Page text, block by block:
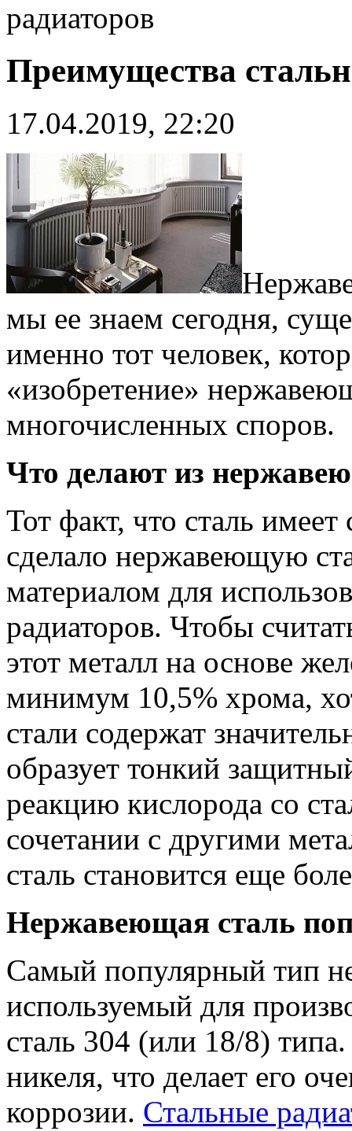
радиаторов
Преимущества
17.04.2019, 22:20
мы ее знаем сегодня,
именно тот человек,
«изобретение»
многочисленных споров.
Что делают из
Тот факт, что сталь
сделало нержавеющую
материалом для
радиаторов. Чтобы
этот металл на основе
минимум 10,5% хрома,
стали содержат
образует тонкий
реакцию кислорода со
сочетании с другими
сталь становится еще
Нержавеющая сталь
Самый популярный тип
используемый для
сталь 304 (или 18/8)
никеля, что делает его
коррозии. Стальные